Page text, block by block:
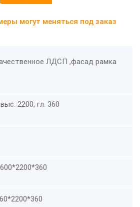
могут меняться под заказ
ЛДСП ,фасад рамка
2200, гл. 360